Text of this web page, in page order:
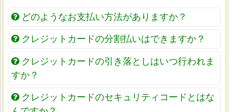
どのようなお支払い方法がありますか？
クレジットカードの分割払いはできますか？
クレジットカードの引き落としはいつ行われま
すか？
クレジットカードのセキュリティコードとはな